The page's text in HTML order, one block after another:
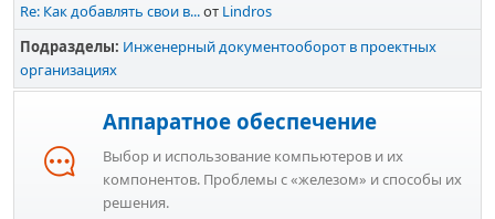
Re: Как добавлять свои в...от Lindros
Подразделы Инженерный документооборот в проектных
организациях
Аппаратное обеспечение
Выбор и использование компьютеров и их
компонентов. Проблемы с «железом» и способы их
решения.